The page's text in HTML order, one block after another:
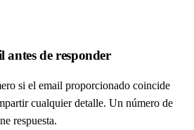
antes de responder
si el email proporcionado coincide
cualquier detalle. Un número de
respuesta.